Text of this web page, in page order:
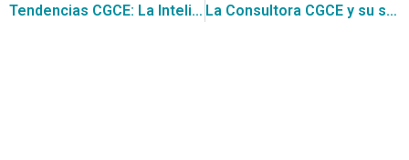
Tendencias CGCE: La Inteligencia Artificial y su repercusión en la industria de la moda La Consultora CGCE y su servicio de Búsqueda de Oportunidades de Negocios les presenta una Consulta al Mercado sobre Cloud Computing